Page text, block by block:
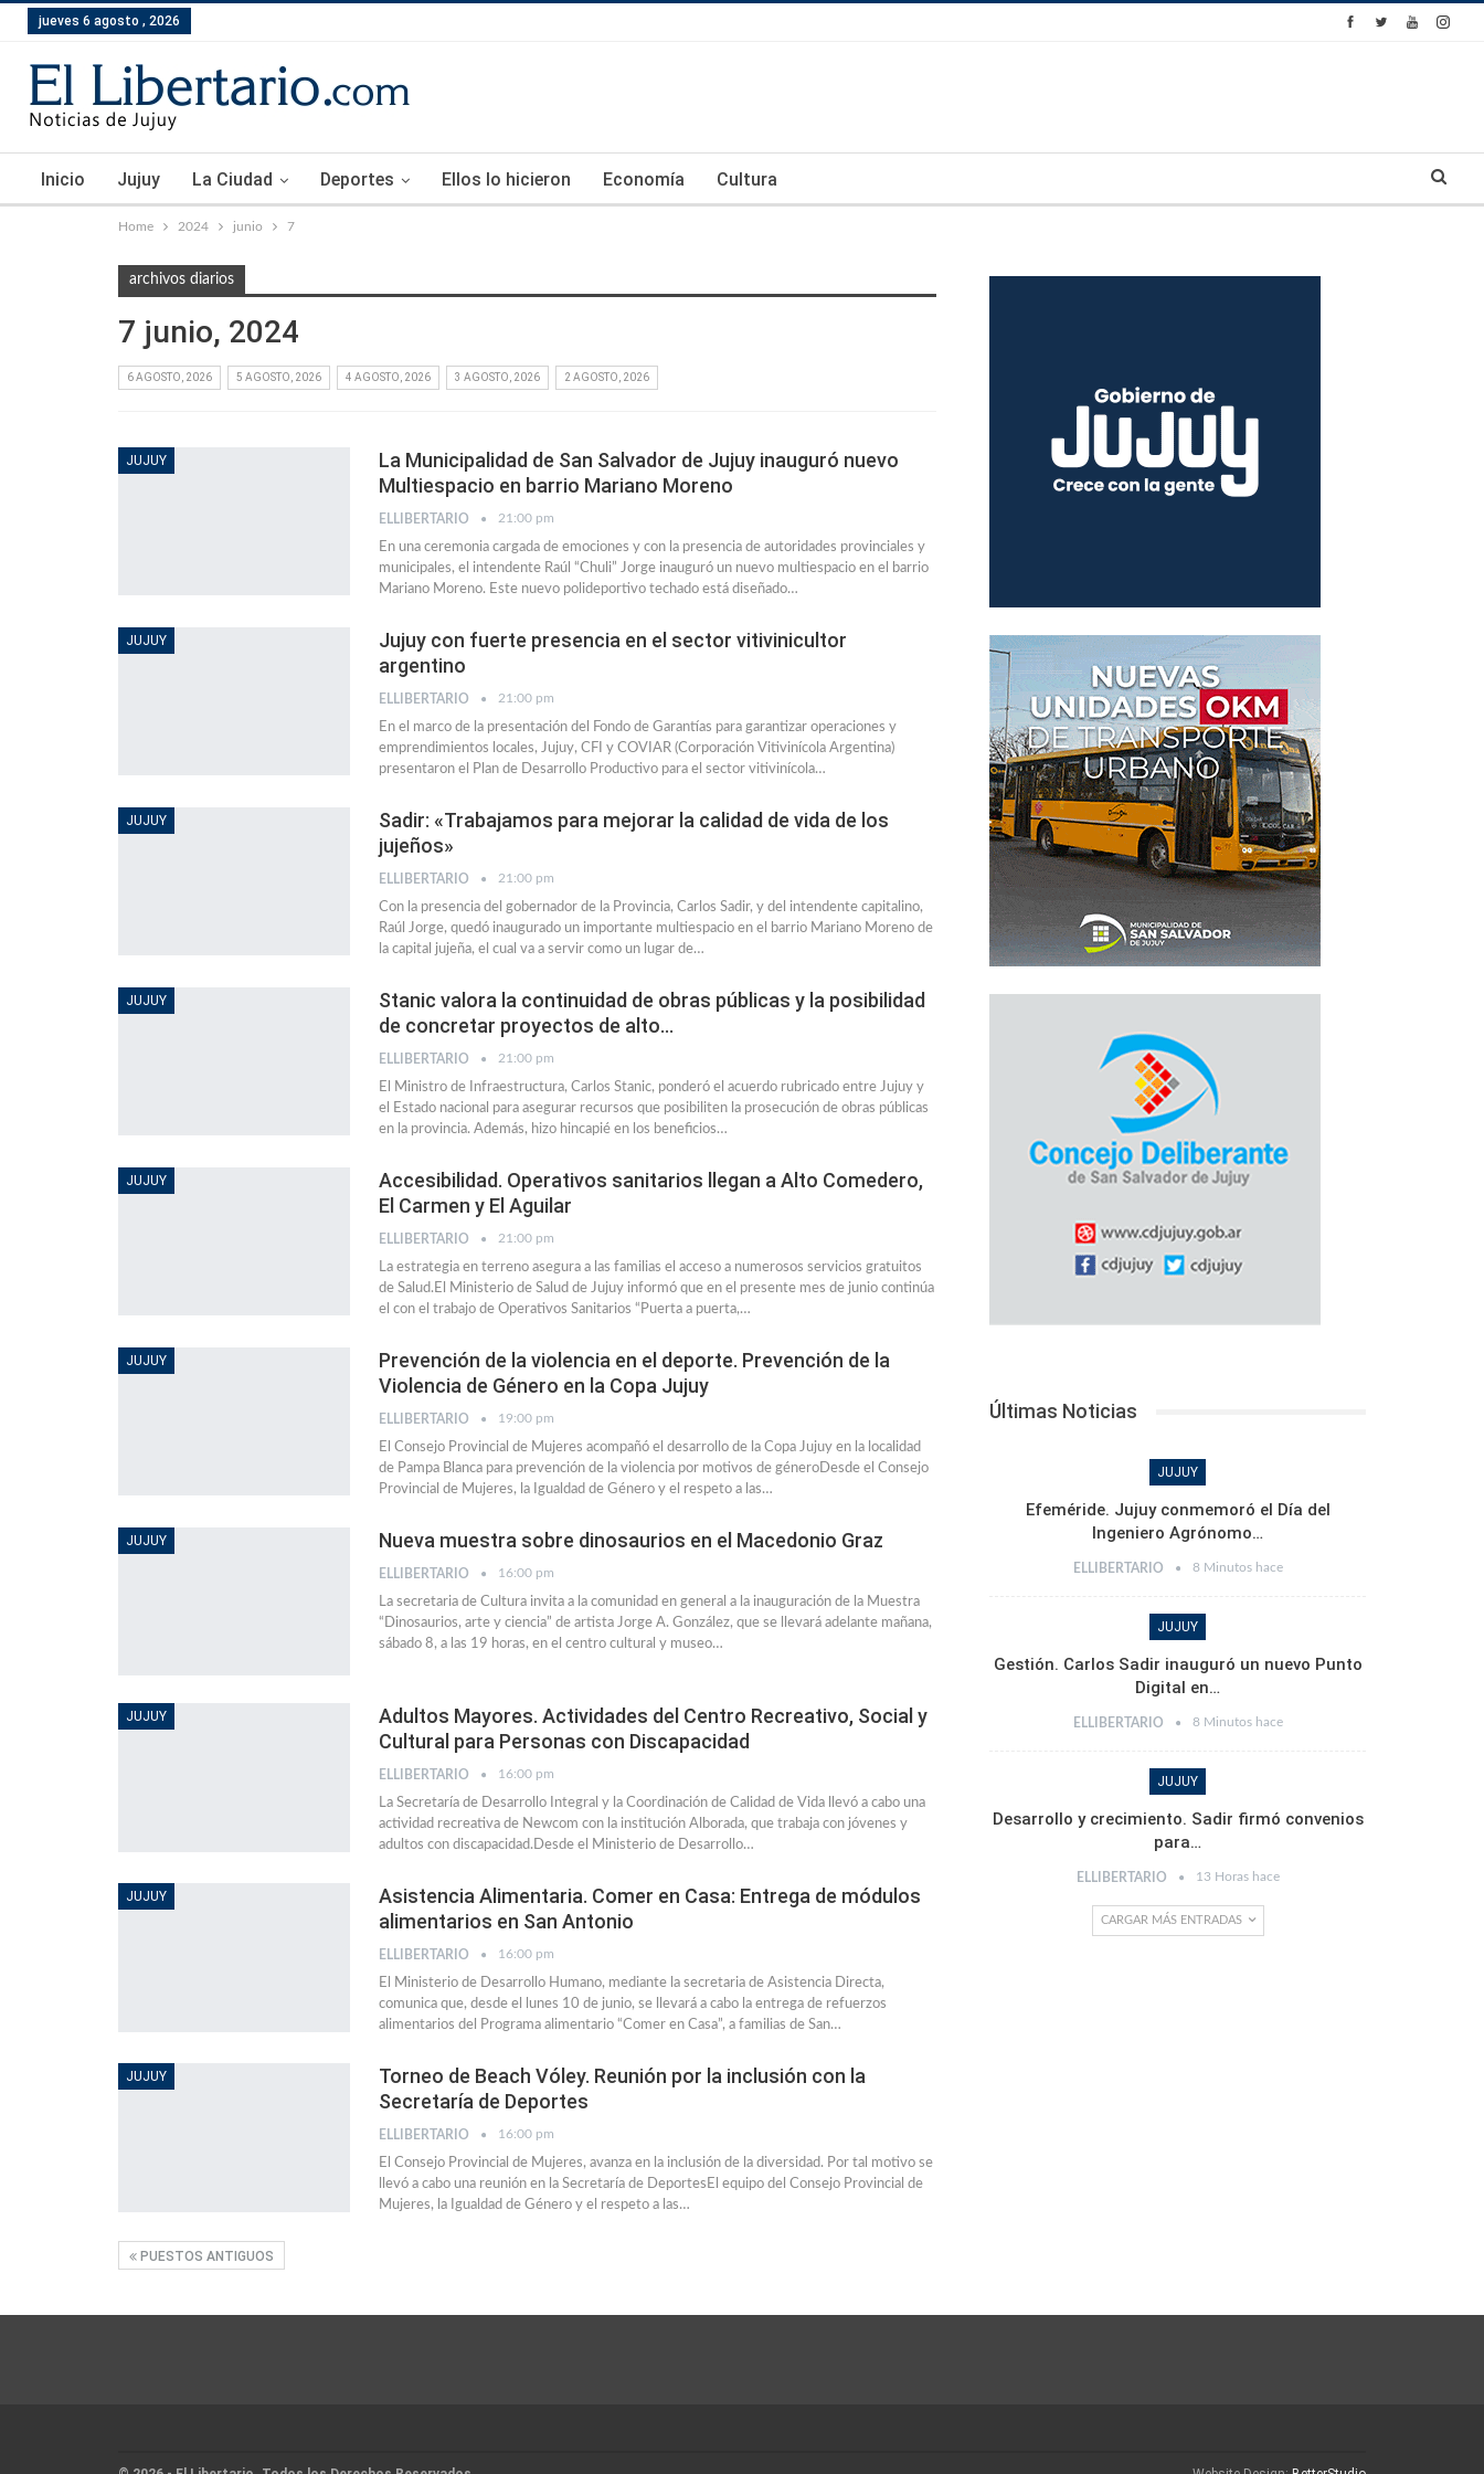
jueves 6 agosto , 2026
Inicio Jujuy La Ciudad Deportes Ellos lo hicieron Economía Cultura
Home 2024 junio 7
archivos diarios
7 junio, 2024
6 AGOSTO, 2026 5 AGOSTO, 2026 4 AGOSTO, 2026 3 AGOSTO, 2026 2 AGOSTO, 2026
JUJUY
La Municipalidad de San Salvador de Jujuy inauguró nuevo
Multiespacio en barrio Mariano Moreno
ELLIBERTARIO 21:00 pm
En una ceremonia cargada de emociones y con la presencia de autoridades provinciales y
municipales, el intendente Raúl “Chuli” Jorge inauguró un nuevo multiespacio en el barrio
Mariano Moreno. Este nuevo polideportivo techado está diseñado…
JUJUY
Jujuy con fuerte presencia en el sector vitivinicultor
argentino
ELLIBERTARIO 21:00 pm
En el marco de la presentación del Fondo de Garantías para garantizar operaciones y
emprendimientos locales, Jujuy, CFI y COVIAR (Corporación Vitivinícola Argentina)
presentaron el Plan de Desarrollo Productivo para el sector vitivinícola…
JUJUY
Sadir: «Trabajamos para mejorar la calidad de vida de los
jujeños»
ELLIBERTARIO 21:00 pm
Con la presencia del gobernador de la Provincia, Carlos Sadir, y del intendente capitalino,
Raúl Jorge, quedó inaugurado un importante multiespacio en el barrio Mariano Moreno de
la capital jujeña, el cual va a servir como un lugar de…
JUJUY
Stanic valora la continuidad de obras públicas y la posibilidad
de concretar proyectos de alto…
ELLIBERTARIO 21:00 pm
El Ministro de Infraestructura, Carlos Stanic, ponderó el acuerdo rubricado entre Jujuy y
el Estado nacional para asegurar recursos que posibiliten la prosecución de obras públicas
en la provincia. Además, hizo hincapié en los beneficios…
JUJUY
Accesibilidad. Operativos sanitarios llegan a Alto Comedero,
El Carmen y El Aguilar
ELLIBERTARIO 21:00 pm
La estrategia en terreno asegura a las familias el acceso a numerosos servicios gratuitos
de Salud.El Ministerio de Salud de Jujuy informó que en el presente mes de junio continúa
el con el trabajo de Operativos Sanitarios “Puerta a puerta,…
JUJUY
Prevención de la violencia en el deporte. Prevención de la
Violencia de Género en la Copa Jujuy
ELLIBERTARIO 19:00 pm
El Consejo Provincial de Mujeres acompañó el desarrollo de la Copa Jujuy en la localidad
de Pampa Blanca para prevención de la violencia por motivos de géneroDesde el Consejo
Provincial de Mujeres, la Igualdad de Género y el respeto a las…
JUJUY Nueva muestra sobre dinosaurios en el Macedonio Graz
ELLIBERTARIO 16:00 pm
La secretaria de Cultura invita a la comunidad en general a la inauguración de la Muestra
“Dinosaurios, arte y ciencia” de artista Jorge A. González, que se llevará adelante mañana,
sábado 8, a las 19 horas, en el centro cultural y museo…
JUJUY
Adultos Mayores. Actividades del Centro Recreativo, Social y
Cultural para Personas con Discapacidad
ELLIBERTARIO 16:00 pm
La Secretaría de Desarrollo Integral y la Coordinación de Calidad de Vida llevó a cabo una
actividad recreativa de Newcom con la institución Alborada, que trabaja con jóvenes y
adultos con discapacidad.Desde el Ministerio de Desarrollo…
JUJUY
Asistencia Alimentaria. Comer en Casa: Entrega de módulos
alimentarios en San Antonio
ELLIBERTARIO 16:00 pm
El Ministerio de Desarrollo Humano, mediante la secretaria de Asistencia Directa,
comunica que, desde el lunes 10 de junio, se llevará a cabo la entrega de refuerzos
alimentarios del Programa alimentario “Comer en Casa”, a familias de San…
JUJUY
Torneo de Beach Vóley. Reunión por la inclusión con la
Secretaría de Deportes
ELLIBERTARIO 16:00 pm
El Consejo Provincial de Mujeres, avanza en la inclusión de la diversidad. Por tal motivo se
llevó a cabo una reunión en la Secretaría de DeportesEl equipo del Consejo Provincial de
Mujeres, la Igualdad de Género y el respeto a las…
PUESTOS ANTIGUOS
Últimas Noticias
JUJUY
Efeméride. Jujuy conmemoró el Día del
Ingeniero Agrónomo…
ELLIBERTARIO 8 Minutos hace
JUJUY
Gestión. Carlos Sadir inauguró un nuevo Punto
Digital en…
ELLIBERTARIO 8 Minutos hace
JUJUY
Desarrollo y crecimiento. Sadir firmó convenios
para…
ELLIBERTARIO 13 Horas hace
CARGAR MÁS ENTRADAS